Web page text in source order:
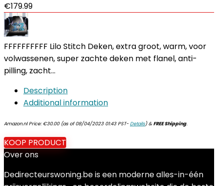
€179.99
FFFFFFFFFF Lilo Stitch Deken, extra groot, warm, voor
volwassenen, super zachte deken met flanel, anti-
pilling, zacht…
Description
Additional information
Amazon.nl Price: €30.00(as of 08/04/2023 01:43 PST-Details)&FREE Shipping.
KOOP PRODUCT
Over ons
Dedirecteurswoning.be is een moderne alles-in-één